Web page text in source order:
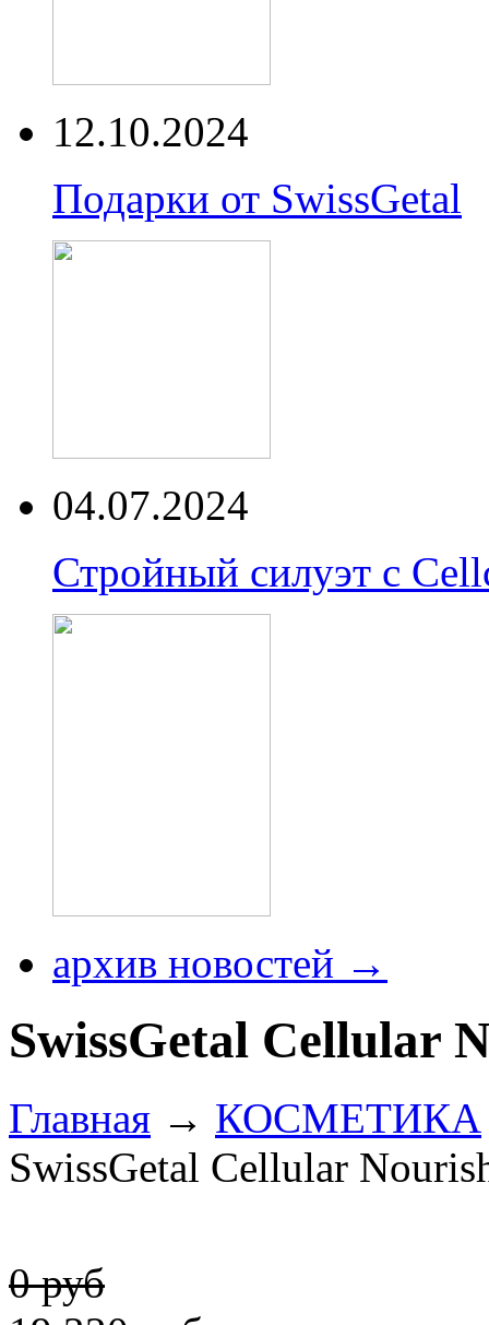
12.10.2024
Подарки от SwissGetal
04.07.2024
Стройный силуэт с
архив новостей →
SwissGetal Cellular
Главная → КОСМЕТИКА
SwissGetal Cellular
0 руб